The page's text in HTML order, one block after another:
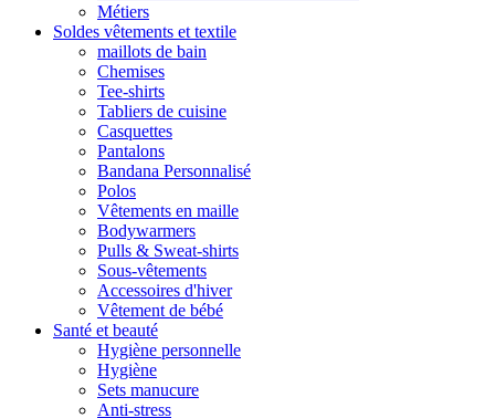
Métiers
Soldes vêtements et textile
maillots de bain
Chemises
Tee-shirts
Tabliers de cuisine
Casquettes
Pantalons
Bandana Personnalisé
Polos
Vêtements en maille
Bodywarmers
Pulls & Sweat-shirts
Sous-vêtements
Accessoires d'hiver
Vêtement de bébé
Santé et beauté
Hygiène personnelle
Hygiène
Sets manucure
Anti-stress